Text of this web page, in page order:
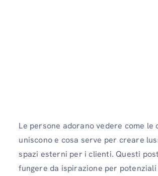
Le persone adorano vedere come le
uniscono e cosa serve per creare
spazi esterni per i clienti. Questi
fungere da ispirazione per